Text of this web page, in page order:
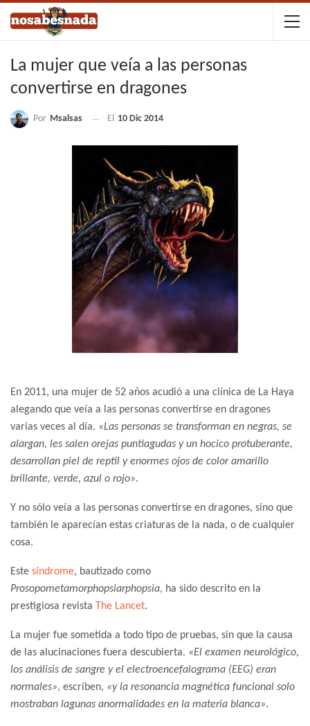
La mujer que veía a las personas
convertirse en dragones
Por Msalsas El 10 Dic 2014
En 2011, una mujer de 52 años acudió a una clínica de La Haya
alegando que veía a las personas convertirse en dragones
varias veces al día. «Las personas se transforman en negras, se
alargan, les salen orejas puntiagudas y un hocico protuberante,
desarrollan piel de reptil y enormes ojos de color amarillo
brillante, verde, azul o rojo».
Y no sólo veía a las personas convertirse en dragones, sino que
también le aparecían estas criaturas de la nada, o de cualquier
cosa.
Este síndrome, bautizado como
Prosopometamorphopsiarphopsia, ha sido descrito en la
prestigiosa revista The Lancet.
La mujer fue sometida a todo tipo de pruebas, sin que la causa
de las alucinaciones fuera descubierta. «El examen neurológico,
los análisis de sangre y el electroencefalograma (EEG) eran
normales», escriben, «y la resonancia magnética funcional solo
mostraban lagunas anormalidades en la materia blanca».